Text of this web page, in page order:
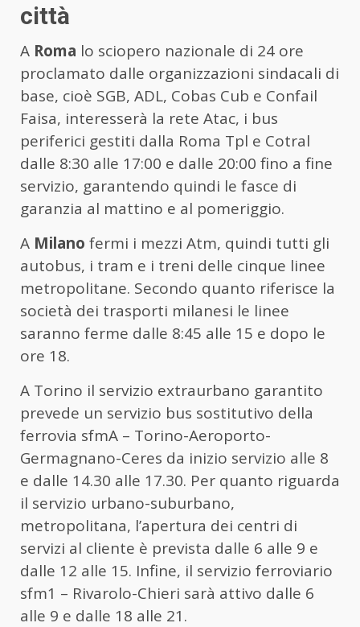
città
A Roma lo sciopero nazionale di 24 ore
proclamato dalle organizzazioni sindacali di
base, cioè SGB, ADL, Cobas Cub e Confail
Faisa, interesserà la rete Atac, i bus
periferici gestiti dalla Roma Tpl e Cotral
dalle 8:30 alle 17:00 e dalle 20:00 fino a fine
servizio, garantendo quindi le fasce di
garanzia al mattino e al pomeriggio.
A Milano fermi i mezzi Atm, quindi tutti gli
autobus, i tram e i treni delle cinque linee
metropolitane. Secondo quanto riferisce la
società dei trasporti milanesi le linee
saranno ferme dalle 8:45 alle 15 e dopo le
ore 18.
A Torino il servizio extraurbano garantito
prevede un servizio bus sostitutivo della
ferrovia sfmA – Torino-Aeroporto-
Germagnano-Ceres da inizio servizio alle 8
e dalle 14.30 alle 17.30. Per quanto riguarda
il servizio urbano-suburbano,
metropolitana, l’apertura dei centri di
servizi al cliente è prevista dalle 6 alle 9 e
dalle 12 alle 15. Infine, il servizio ferroviario
sfm1 – Rivarolo-Chieri sarà attivo dalle 6
alle 9 e dalle 18 alle 21.